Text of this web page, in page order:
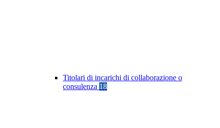
Titolari di incarichi di collaborazione o
consulenza 18